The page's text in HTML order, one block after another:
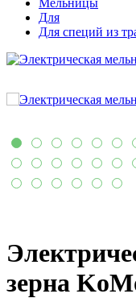
Мельницы
Для
Для специй из
зерна